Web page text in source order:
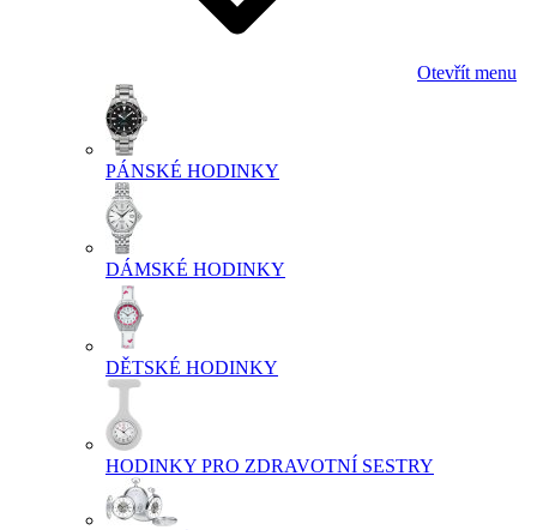
Otevřít menu
PÁNSKÉ HODINKY
DÁMSKÉ HODINKY
DĚTSKÉ HODINKY
HODINKY PRO ZDRAVOTNÍ SESTRY